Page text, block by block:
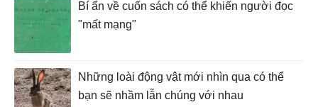
Bí ẩn về cuốn sách có thể khiến người đọc
"mất mạng"
Những loài động vật mới nhìn qua có thể
bạn sẽ nhầm lẫn chúng với nhau